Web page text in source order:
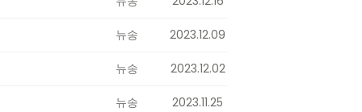
뉴송 2023.12.09
뉴송 2023.12.02
뉴송 2023.11.25